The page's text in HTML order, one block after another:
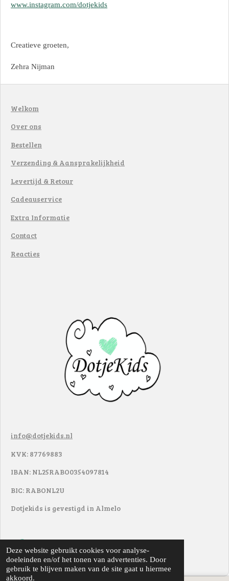
Deze website gebruikt cookies voor analyse-
doeleinden en/of het tonen van advertenties. Door
gebruik te blijven maken van de site gaat u hiermee
akkoord.
www.instagram.com/dotjekids
Creatieve groeten,
Zehra Nijman
Welkom
Over ons
Bestellen
Verzending & Aansprakelijkheid
Levertijd & Retour
Cadeauservice
Extra Informatie
Contact
Reacties
info@dotjekids.nl
KVK: 87769883
IBAN: NL25RABO0354097814
BIC: RABONL2U
Dotjekids is gevestigd in Almelo
F
a
c
e
I
n
s
© 2017 - 2022 DotjeKids